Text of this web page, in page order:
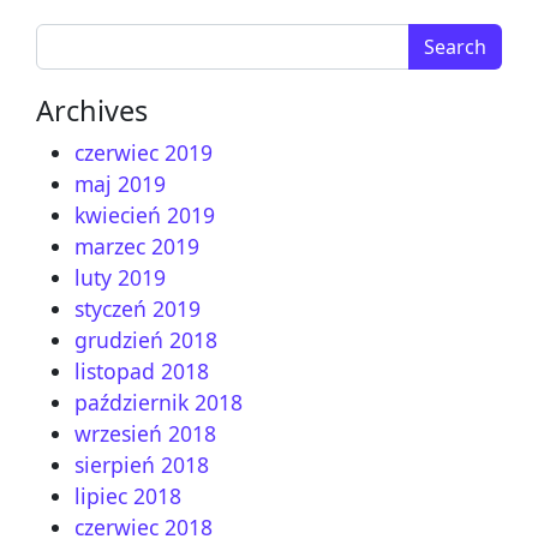
Search for:
Archives
czerwiec 2019
maj 2019
kwiecień 2019
marzec 2019
luty 2019
styczeń 2019
grudzień 2018
listopad 2018
październik 2018
wrzesień 2018
sierpień 2018
lipiec 2018
czerwiec 2018